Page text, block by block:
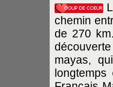
chemin
de 270
mayas,